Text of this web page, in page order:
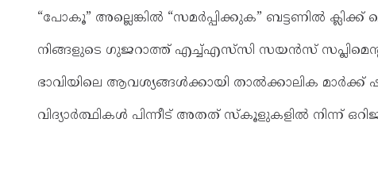
“പോകൂ” അല്ലെങ്കിൽ “സമർപ്പിക്കുക” ബട്ടണിൽ ക്ലിക്ക്
നിങ്ങളുടെ ഗുജറാത്ത് എച്ച്എസ്‌സി സയൻസ്
ഭാവിയിലെ ആവശ്യങ്ങൾക്കായി താൽക്കാലിക
വിദ്യാർത്ഥികൾ പിന്നീട് അതത് സ്കൂളുകളിൽ നിന്ന്